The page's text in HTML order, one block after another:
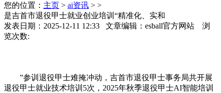
您的位置： 主页 > ai资讯 > >
是吉首市退役甲士就业创业培训“精准化、实和
发表日期：2025-12-11 12:33 文章编辑：esball官方网站 浏
览次数:
”参训退役甲士难掩冲动，吉首市退役甲士事务局共开展
退役甲士就业技术培训5次，2025年秋季退役甲士AI智能培训